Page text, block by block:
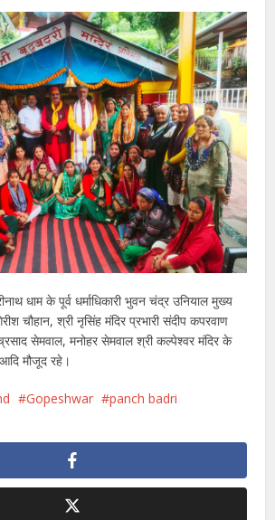
धाम के पूर्व धर्माधिकारी भुवन चंद्र उनियाल मुख्य
चौहान, श्री नृसिंह मंदिर प्रभारी संदीप कपरवाण
सेमवाल, मनोहर सेमवाल श्री कल्पेश्वर मंदिर के
मौजूद रहे।
Gopeshwar
panch badri